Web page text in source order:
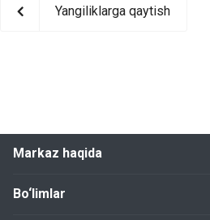
Yangiliklarga qaytish
Markaz haqida
Bo‘limlar